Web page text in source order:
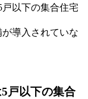
以下の集合住宅
導入されていな
戸以下の集合